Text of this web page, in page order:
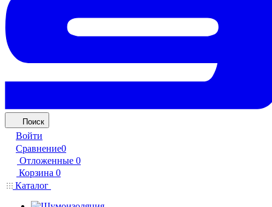
Поиск
Войти
Сравнение0
Отложенные 0
Корзина 0
Каталог